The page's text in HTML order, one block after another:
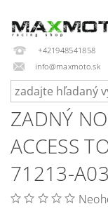
+421948541858
info@maxmoto.sk
ZADNÝ
ACCESS
71213-